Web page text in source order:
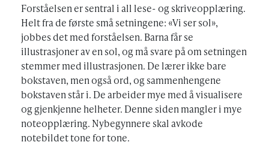
Forståelsen er sentral i all lese- og skriveopplæring.
Helt fra de første små setningene: «Vi ser sol»,
jobbes det med forståelsen. Barna får se
illustrasjoner av en sol, og må svare på om setningen
stemmer med illustrasjonen. De lærer ikke bare
bokstaven, men også ord, og sammenhengene
bokstaven står i. De arbeider mye med å visualisere
og gjenkjenne helheter. Denne siden mangler i mye
noteopplæring. Nybegynnere skal avkode
notebildet tone for tone.